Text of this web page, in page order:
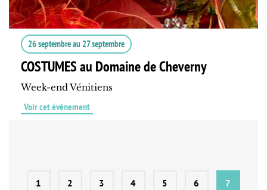
26 septembreau 27 septembre
COSTUMES au Domaine de Cheverny
Week-end Vénitiens
Voir cet événement
1 2 3 4 5 6 7